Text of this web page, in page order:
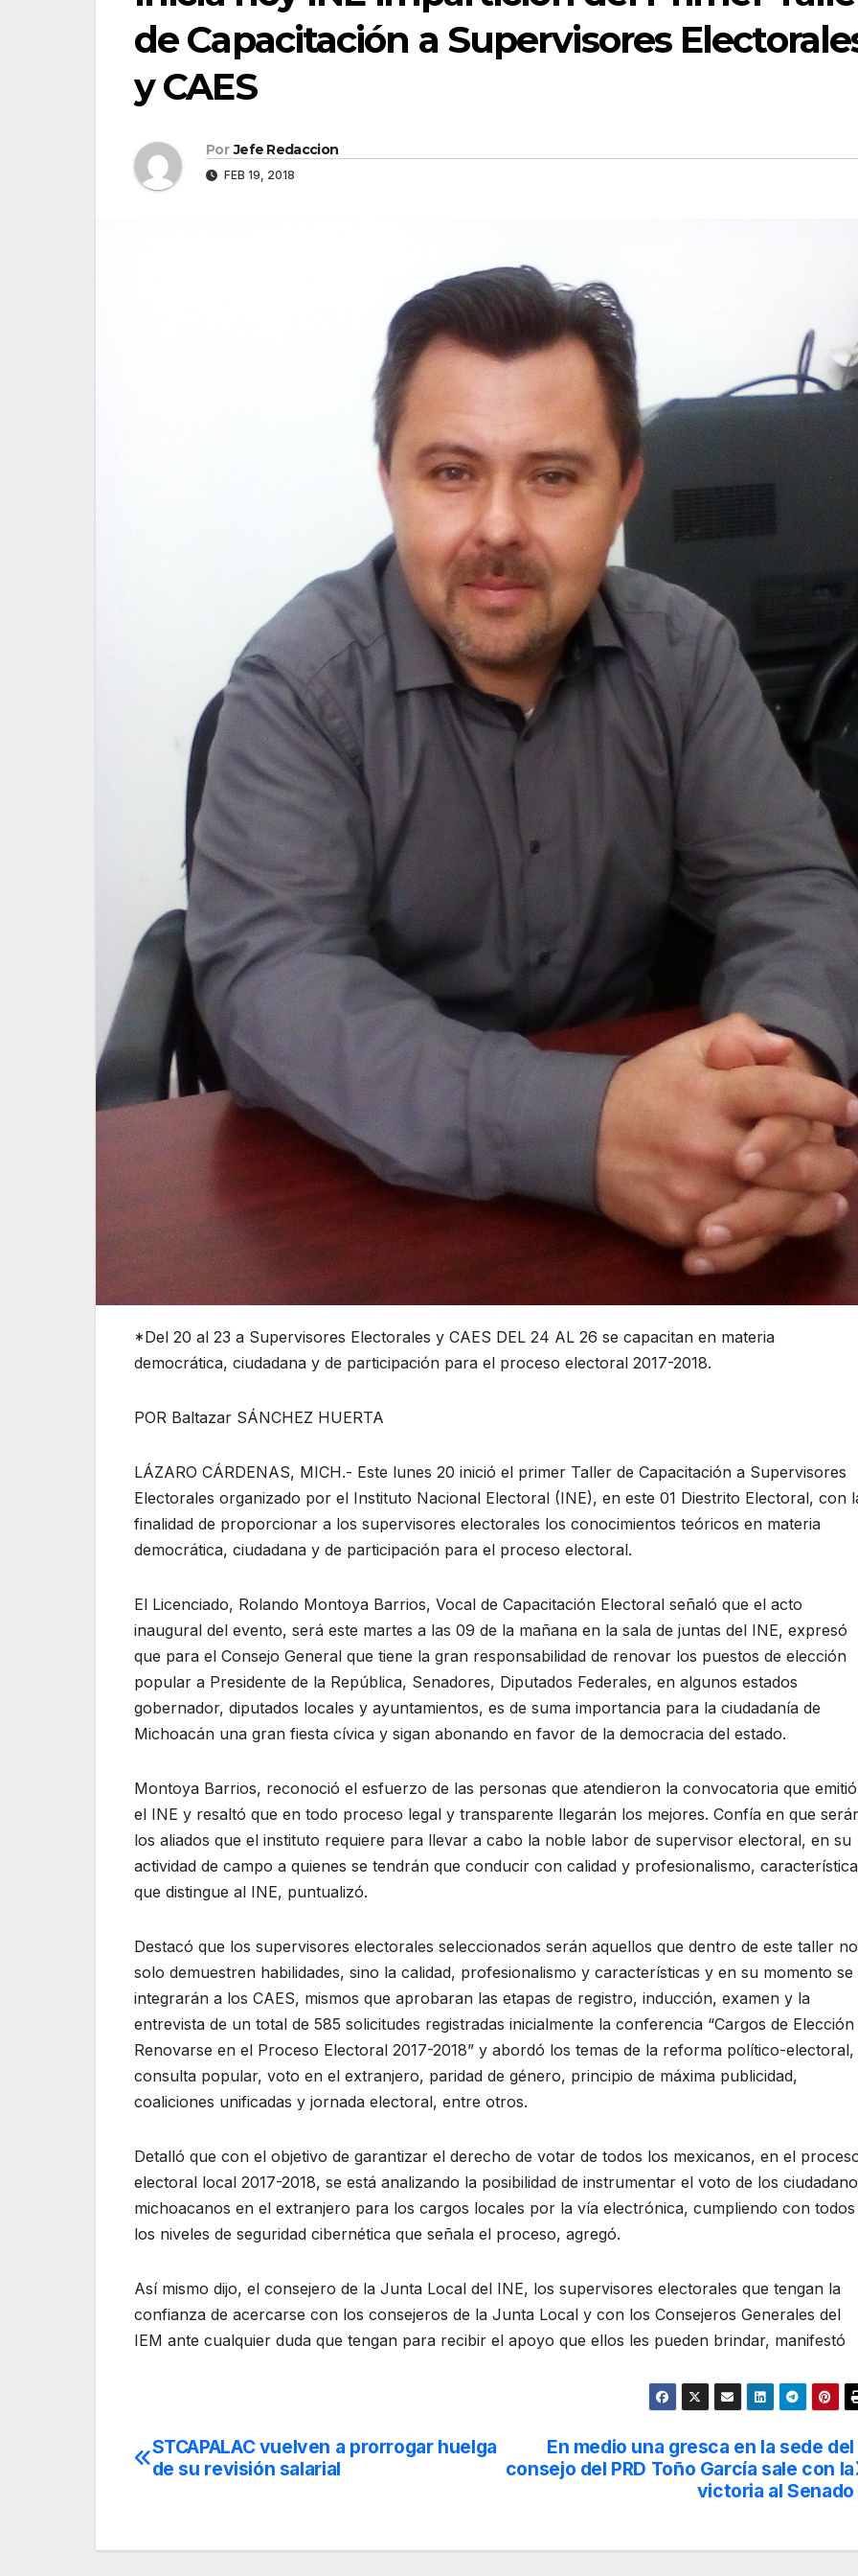
de Capacitación a Supervisores
y CAES
Por Jefe Redaccion
FEB 19, 2018
*Del 20 al 23 a Supervisores Electorales y CAES DEL 24 AL 26 se capacitan en materia
democrática, ciudadana y de participación para el proceso electoral 2017-2018.
POR Baltazar SÁNCHEZ HUERTA
LÁZARO CÁRDENAS, MICH.- Este lunes 20 inició el primer Taller de Capacitación a Supervisores
Electorales organizado por el Instituto Nacional Electoral (INE), en este 01 Diestrito Electoral, con
finalidad de proporcionar a los supervisores electorales los conocimientos teóricos en materia
democrática, ciudadana y de participación para el proceso electoral.
El Licenciado, Rolando Montoya Barrios, Vocal de Capacitación Electoral señaló que el acto
inaugural del evento, será este martes a las 09 de la mañana en la sala de juntas del INE, expresó
que para el Consejo General que tiene la gran responsabilidad de renovar los puestos de elección
popular a Presidente de la República, Senadores, Diputados Federales, en algunos estados
gobernador, diputados locales y ayuntamientos, es de suma importancia para la ciudadanía de
Michoacán una gran fiesta cívica y sigan abonando en favor de la democracia del estado.
Montoya Barrios, reconoció el esfuerzo de las personas que atendieron la convocatoria que emitió
el INE y resaltó que en todo proceso legal y transparente llegarán los mejores. Confía en que
los aliados que el instituto requiere para llevar a cabo la noble labor de supervisor electoral, en su
actividad de campo a quienes se tendrán que conducir con calidad y profesionalismo,
que distingue al INE, puntualizó.
Destacó que los supervisores electorales seleccionados serán aquellos que dentro de este taller no
solo demuestren habilidades, sino la calidad, profesionalismo y características y en su momento se
integrarán a los CAES, mismos que aprobaran las etapas de registro, inducción, examen y la
entrevista de un total de 585 solicitudes registradas inicialmente la conferencia “Cargos de Elección
Renovarse en el Proceso Electoral 2017-2018” y abordó los temas de la reforma político-electoral,
consulta popular, voto en el extranjero, paridad de género, principio de máxima publicidad,
coaliciones unificadas y jornada electoral, entre otros.
Detalló que con el objetivo de garantizar el derecho de votar de todos los mexicanos, en el
electoral local 2017-2018, se está analizando la posibilidad de instrumentar el voto de los
michoacanos en el extranjero para los cargos locales por la vía electrónica, cumpliendo con todos
los niveles de seguridad cibernética que señala el proceso, agregó.
Así mismo dijo, el consejero de la Junta Local del INE, los supervisores electorales que tengan la
confianza de acercarse con los consejeros de la Junta Local y con los Consejeros Generales del
IEM ante cualquier duda que tengan para recibir el apoyo que ellos les pueden brindar, manifestó
Navegación
En medio una gresca en la sede del
consejo del PRD Toño García sale con la
victoria al Senado
STCAPALAC vuelven a prorrogar huelga
de su revisión salarial